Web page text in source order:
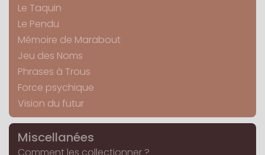
Le Taquin
Le Pendu
Mémoire de Marabout
Jeu des Noms
Phrases à Trous
Force psychique
Vision du futur
Miscellanées